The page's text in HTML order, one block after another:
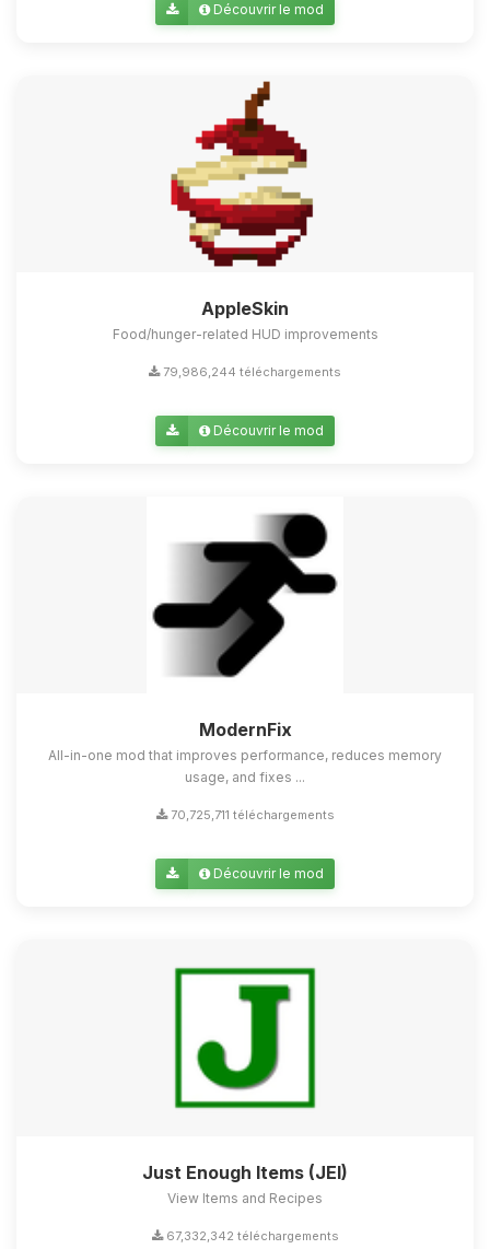
Découvrir le mod
AppleSkin
Food/hunger-related HUD improvements
79,986,244 téléchargements
Découvrir le mod
ModernFix
All-in-one mod that improves performance, reduces memory
usage, and fixes ...
70,725,711 téléchargements
Découvrir le mod
Just Enough Items (JEI)
View Items and Recipes
67,332,342 téléchargements